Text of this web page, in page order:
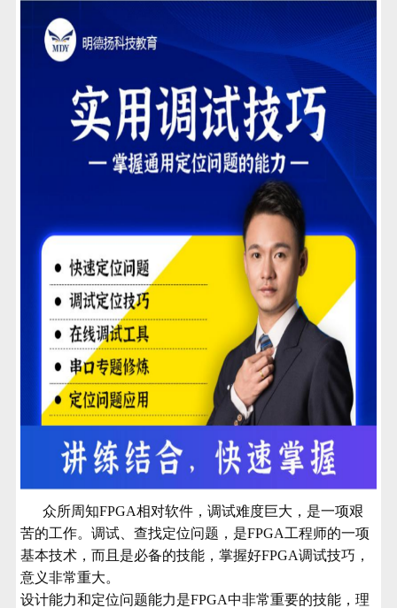
众所周知FPGA相对软件，调试难度巨大，是一项艰
苦的工作。调试、查找定位问题，是FPGA工程师的一项
基本技术，而且是必备的技能，掌握好FPGA调试技巧，
意义非常重大。
设计能力和定位问题能力是FPGA中非常重要的技能，理